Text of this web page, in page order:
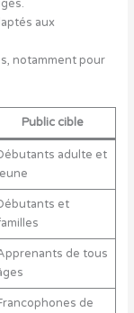
aux
notamment pour
Public cible
adulte et
et
de tous
de